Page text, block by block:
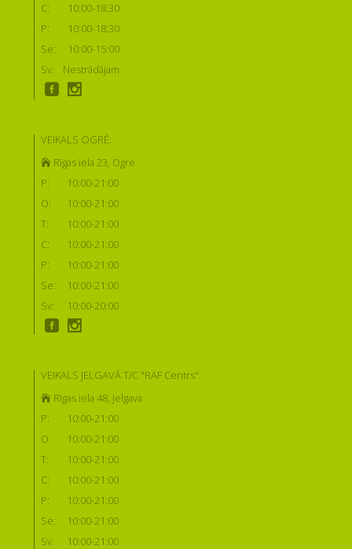
C:
10:00-18:30
P:
10:00-18:30
Se:
10:00-15:00
Sv:
Nestrādājam
VEIKALS OGRĒ:
Rīgas iela 23, Ogre
P:
10:00-21:00
O:
10:00-21:00
T:
10:00-21:00
C:
10:00-21:00
P:
10:00-21:00
Se:
10:00-21:00
Sv:
10:00-20:00
VEIKALS JELGAVĀ T/C "RAF Centrs":
Rīgas iela 48, Jelgava
P:
10:00-21:00
O:
10:00-21:00
T:
10:00-21:00
C:
10:00-21:00
P:
10:00-21:00
Se:
10:00-21:00
Sv:
10:00-21:00